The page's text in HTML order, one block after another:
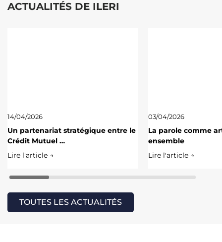
ACTUALITÉS DE ILERI
14/04/2026
Un partenariat stratégique entre le
Crédit Mutuel …
Lire l'article →
03/04/2026
La parole comme
ensemble
Lire l'article →
TOUTES LES ACTUALITÉS